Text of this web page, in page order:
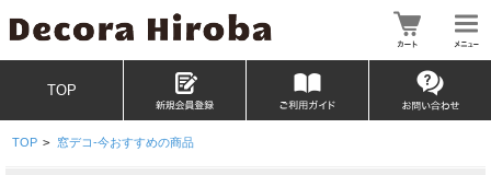
TOP
TOP > 窓デコ-今おすすめの商品